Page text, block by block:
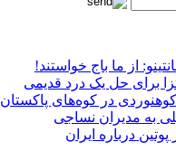
از ما باج خواستند!
برای حل یک درد قدیمی
در کوه‌های پاکستان
به مدیران نساجی
درباره ایران